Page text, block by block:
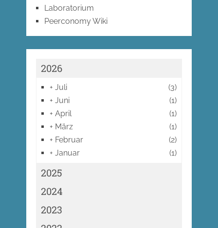
Laboratorium
Peerconomy Wiki
2026
+ Juli
(3)
+ Juni
(1)
+ April
(1)
+ März
(1)
+ Februar
(2)
+ Januar (1)
2025
2024
2023